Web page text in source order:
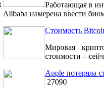
Работающая в
Alibaba намерена ввести
Стоимость
Мировая
стоимости –
Apple потеряла
27090